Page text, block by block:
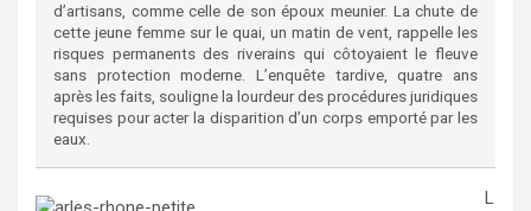
o
k
r
d’artisans, comme celle de son époux meunier. La chute de
cette jeune femme sur le quai, un matin de vent, rappelle les
risques permanents des riverains qui côtoyaient le fleuve
sans protection moderne. L’enquête tardive, quatre ans
après les faits, souligne la lourdeur des procédures juridiques
requises pour acter la disparition d’un corps emporté par les
eaux.
L